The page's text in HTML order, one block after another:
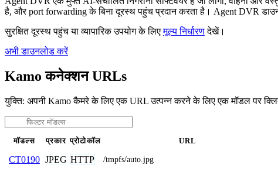
है, और port forwarding के बिना दूरस्थ पहुंच प्रदान करता है। Agent DVR
सुरक्षित दूरस्थ पहुंच या व्यापारिक उपयोग के लिएमूल्य निर्धारणदेखें।
अभी डाउनलोड करें
Kamo कनेक्शन URLs
युक्ति: अपनी Kamo कैमरे के लिए एक URL उत्पन्न करने के लिए एक मॉडल पर
मॉडल्स प्रकार प्रोटोकॉल URL
CT0190 JPEG HTTP /tmpfs/auto.jpg